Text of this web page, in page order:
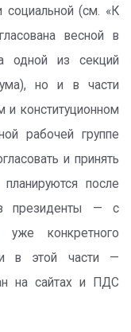
социальной (см. «К
весной в
одной из секций
но и в части
конституционном
рабочей группе
и принять
после
президенты — с
уже конкретного
в этой части —
на сайтах и ПДС